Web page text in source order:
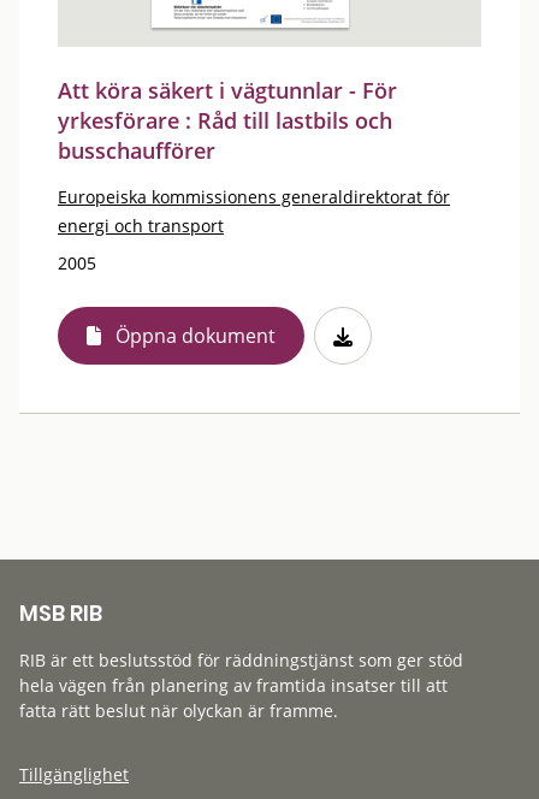
Att köra säkert i vägtunnlar - För
yrkesförare : Råd till lastbils och
busschaufförer
Europeiska kommissionens generaldirektorat för
energi och transport
2005
Öppna dokument
MSB RIB
RIB är ett beslutsstöd för räddningstjänst som ger stöd
hela vägen från planering av framtida insatser till att
fatta rätt beslut när olyckan är framme.
Tillgänglighet